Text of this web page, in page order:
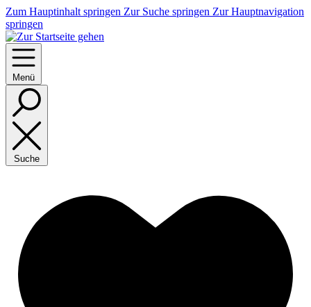
Zum Hauptinhalt springen Zur Suche springen Zur Hauptnavigation
springen
Menü
Suche